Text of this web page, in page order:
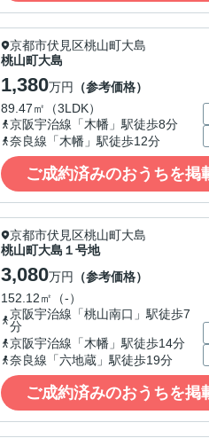
京都市伏見区桃山町大島
桃山町大島
1,380万円
（参考価格）
89.47㎡（3LDK）
京阪宇治線「木幡」駅徒歩8分
奈良線「木幡」駅徒歩12分
ご成約済みのおうちを
京都市伏見区桃山町大島
桃山町大島１号地
3,080万円
（参考価格）
152.12㎡（-）
京阪宇治線「桃山南口」駅徒歩7
分
京阪宇治線「木幡」駅徒歩14分
奈良線「六地蔵」駅徒歩19分
ご成約済みのおうちを